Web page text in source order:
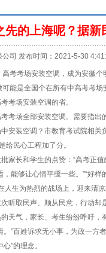
先的上海呢？据新
司 发布时间：2021-5-30
考场安装空调，成为安徽个
是全国个在所有中高考考场
考场安装空调的省。
场全部安装空调。需要指出
装空调？市教育考试院相关
民心工程加了分。
长和学生的点赞：“高考正
能够让心情平缓一些。”“好样
生为热烈的战场上，迎来清凉
取民声、顺从民意，行动却
气，家长、考生纷纷呼吁，
”百姓诉求无小事，为政一
”的理念。